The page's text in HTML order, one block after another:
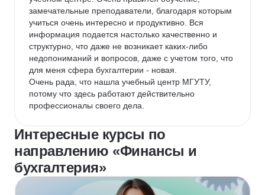
замечательные преподаватели, благодаря которым
учиться очень интересно и продуктивно. Вся
информация подается настолько качественно и
структурно, что даже не возникает каких-либо
недопониманий и вопросов, даже с учетом того, что
для меня сфера бухгалтерии - новая.
Очень рада, что нашла учебный центр МГУТУ,
потому что здесь работают действительно
профессионалы своего дела.
Интересные курсы по
направлению «Финансы и
бухгалтерия»